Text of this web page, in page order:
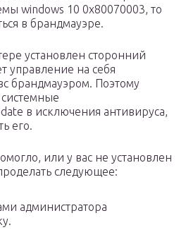
windows 10 0x80070003, то
в брандмауэре.
установлен сторонний
управление на себя
брандмауэром. Поэтому
в исключения антивируса,
его.
или у вас не установлен
следующее:
администратора